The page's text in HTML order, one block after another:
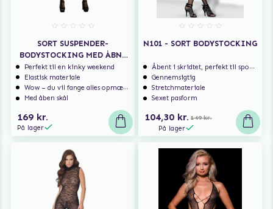
SORT SUSPENDER-
BODYSTOCKING MED ÅBNE
SKÅLE
Perfekt til en kinky weekend
Elastisk materiale
Wow – du vil fange alles opmærksomhed
Med åben skål
169 kr.
På lager
N101 - SORT BODYSTOCKING
Åbent i skridtet, perfekt til spontan sex
Gennemsigtig
Stretchmateriale
Sexet pasform
104,30 kr. 149 kr.
På lager